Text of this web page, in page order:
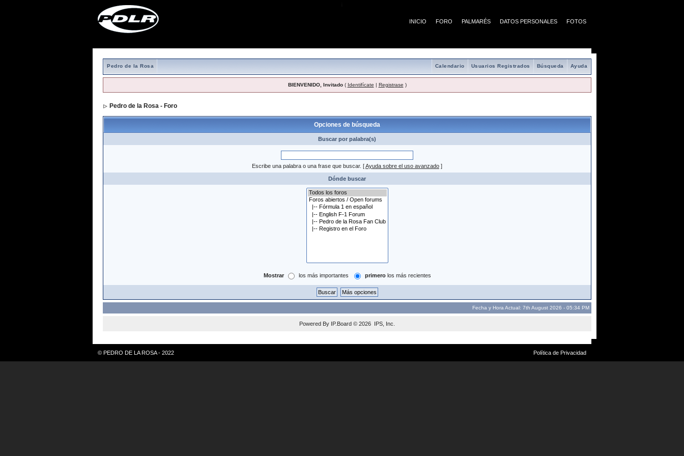
INICIO FORO PALMARÉS DATOS PERSONALES FOTOS
Pedro de la Rosa Ayuda
Búsqueda
Usuarios Registrados
Calendario
BIENVENIDO, Invitado( Identifícate | Registrase )
Pedro de la Rosa - Foro
Opciones de búsqueda
Buscar por palabra(s)
Escribe una palabra o una frase que buscar. [Ayuda sobre el uso avanzado ]
Dónde buscar
Mostrar los más importantes primerolos más recientes
Fecha y Hora Actual: 7th August 2026 - 05:34 PM
Powered By IP.Board © 2026 IPS, Inc
© PEDRO DE LA ROSA - 2022 Política de Privacidad